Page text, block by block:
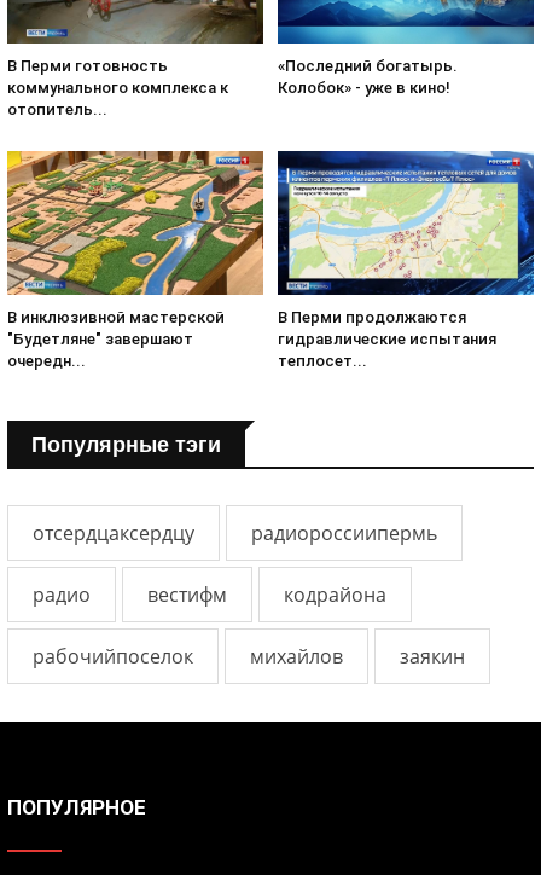
В Перми готовность
коммунального комплекса к
отопитель...
«Последний богатырь.
Колобок» - уже в кино!
В инклюзивной мастерской
"Будетляне" завершают
очередн...
В Перми продолжаются
гидравлические испытания
теплосет...
Популярные тэги
отсердцаксердцу радиороссиипермь
радио вестифм кодрайона
рабочийпоселок михайлов заякин
ПОПУЛЯРНОЕ